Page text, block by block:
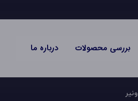
بررسی محصولات درباره ما
ونیر